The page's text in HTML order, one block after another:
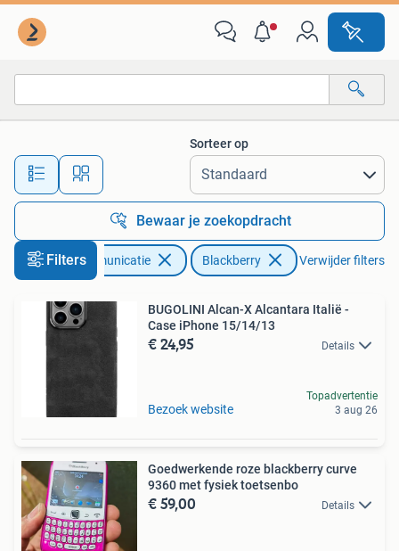
Alle afstanden…
Sorteer op
Bewaar je zoekopdracht
Filters
Telecommunicatie Blackberry Verwijder filters
BUGOLINI Alcan-X Alcantara Italië -
Case iPhone 15/14/13
€ 24,95 Details
Bezoek website
Topadvertentie
3 aug 26
Goedwerkende roze blackberry curve
9360 met fysiek toetsenbo
€ 59,00 Details